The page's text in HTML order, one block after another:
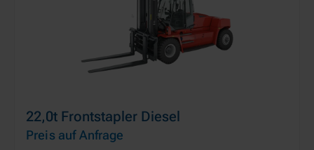
22,0t Frontstapler Diesel
Preis auf Anfrage